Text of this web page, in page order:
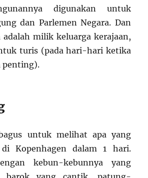
digunakan untuk
dan Parlemen Negara. Dan
adalah milik keluarga kerajaan,
turis (pada hari-hari ketika
penting).
untuk melihat apa yang
Kopenhagen dalam 1 hari.
kebun-kebunnya yang